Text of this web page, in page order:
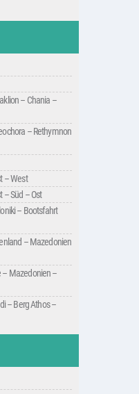
– Chania –
– Rethymnon
– West
– Süd – Ost
– Bootsfahrt
– Mazedonien
– Mazedonien –
– Berg Athos –